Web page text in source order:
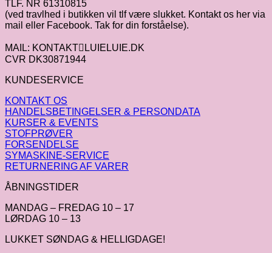
TLF. NR 61310815
(ved travlhed i butikken vil tlf være slukket. Kontakt os her via
mail eller Facebook. Tak for din forståelse).
MAIL: KONTAKTLUIELUIE.DK
CVR DK30871944
KUNDESERVICE
KONTAKT OS
HANDELSBETINGELSER & PERSONDATA
KURSER & EVENTS
STOFPRØVER
FORSENDELSE
SYMASKINE-SERVICE
RETURNERING AF VARER
ÅBNINGSTIDER
MANDAG – FREDAG 10 – 17
LØRDAG 10 – 13
LUKKET SØNDAG & HELLIGDAGE!